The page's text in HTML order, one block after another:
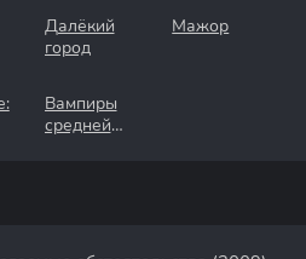
Далёкий
город
Мажор
Вампиры
средней